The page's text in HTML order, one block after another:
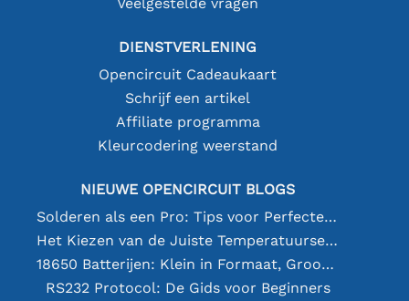
DIENSTVERLENING
Opencircuit Cadeaukaart
Schrijf een artikel
Affiliate programma
Kleurcodering weerstand
NIEUWE OPENCIRCUIT BLOGS
Solderen als een Pro: Tips voor Perfecte Elektronische Verbindingen
Het Kiezen van de Juiste Temperatuursensor [youtube]
18650 Batterijen: Klein in Formaat, Groot in Prestatie
RS232 Protocol: De Gids voor Beginners